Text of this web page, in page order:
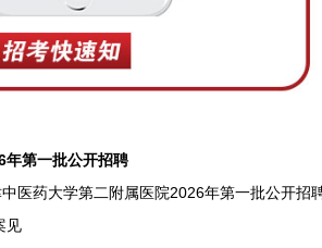
年第一批公开招聘
药大学第二附属医院2026年第一批公开招
见